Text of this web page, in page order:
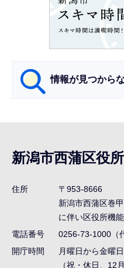
情報が見つから
ナ
ビ
ゲ
ョ
ン
新潟市西蒲区役
住所
〒953-8666
新潟市西蒲区巻
に伴い区役所機
電話番号
0256-73-1000（
開庁時間
月曜日から金曜
（祝・休日、12